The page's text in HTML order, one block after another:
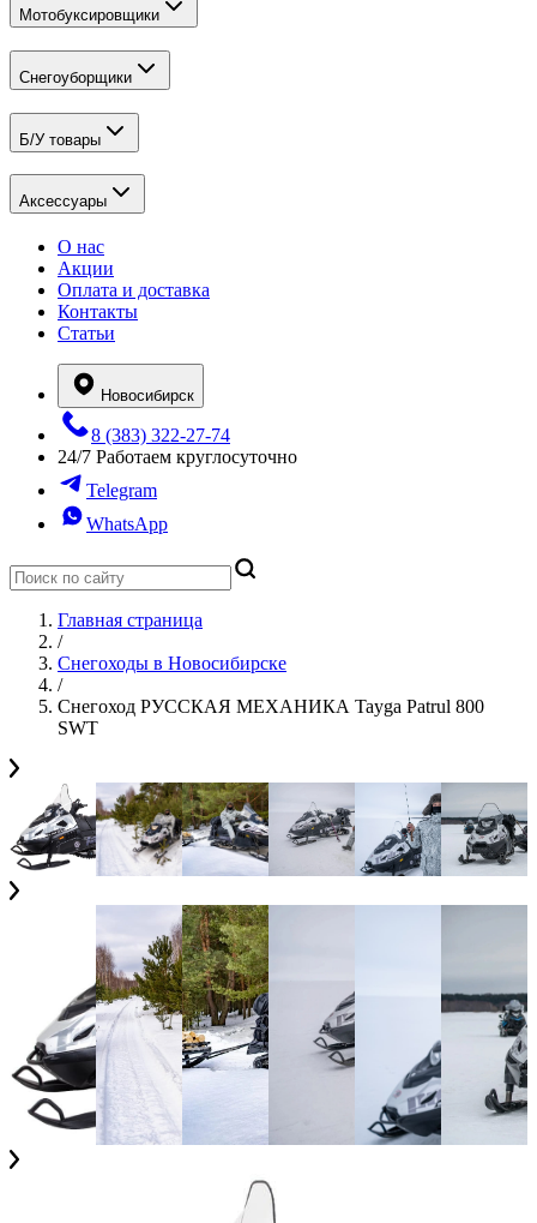
Мотобуксировщики
Снегоуборщики
Б/У товары
Аксессуары
О нас
Акции
Оплата и доставка
Контакты
Статьи
Новосибирск
8 (383) 322-27-74
24/7 Работаем круглосуточно
Telegram
WhatsApp
Главная страница
/
Снегоходы в Новосибирске
/
Снегоход РУССКАЯ МЕХАНИКА Tayga Patrul 800
SWT